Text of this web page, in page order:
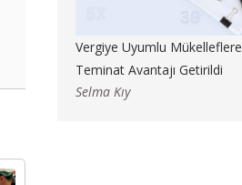
Vergiye Uyumlu Mükelleflere
Teminat Avantajı Getirildi
Selma Kıy